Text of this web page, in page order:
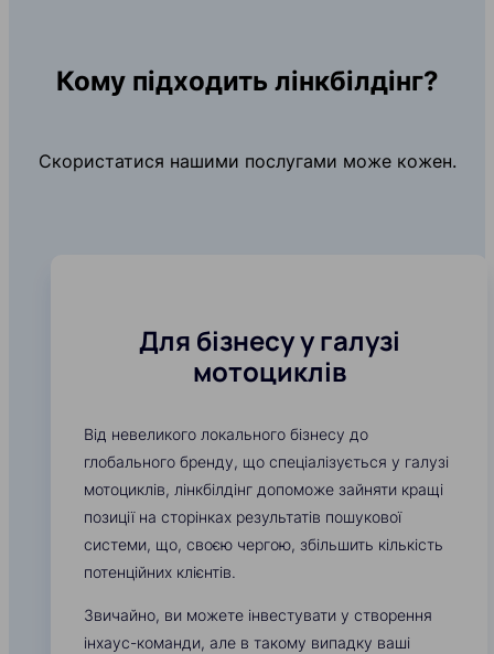
Кому підходить лінкбілдінг?
Скористатися нашими послугами може кожен.
Для бізнесу у галузі
мотоциклів
Від невеликого локального бізнесу до
глобального бренду, що спеціалізується у галузі
мотоциклів, лінкбілдінг допоможе зайняти кращі
позиції на сторінках результатів пошукової
системи, що, своєю чергою, збільшить кількість
потенційних клієнтів.
Звичайно, ви можете інвестувати у створення
інхаус-команди, але в такому випадку ваші